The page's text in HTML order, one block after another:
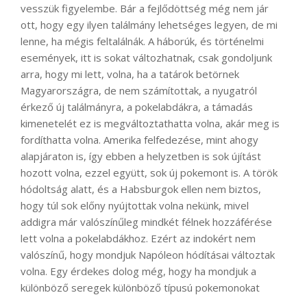
vesszük figyelembe. Bár a fejlődöttség még nem jár
ott, hogy egy ilyen találmány lehetséges legyen, de mi
lenne, ha mégis feltalálnák. A háborúk, és történelmi
események, itt is sokat változhatnak, csak gondoljunk
arra, hogy mi lett, volna, ha a tatárok betörnek
Magyarországra, de nem számítottak, a nyugatról
érkező új találmányra, a pokelabdákra, a támadás
kimenetelét ez is megváltoztathatta volna, akár meg is
fordíthatta volna. Amerika felfedezése, mint ahogy
alapjáraton is, így ebben a helyzetben is sok újítást
hozott volna, ezzel együtt, sok új pokemont is. A török
hódoltság alatt, és a Habsburgok ellen nem biztos,
hogy túl sok előny nyújtottak volna nekünk, mivel
addigra már valószínűleg mindkét félnek hozzáférése
lett volna a pokelabdákhoz. Ezért az indokért nem
valószínű, hogy mondjuk Napóleon hódításai változtak
volna. Egy érdekes dolog még, hogy ha mondjuk a
különböző seregek különböző típusú pokemonokat